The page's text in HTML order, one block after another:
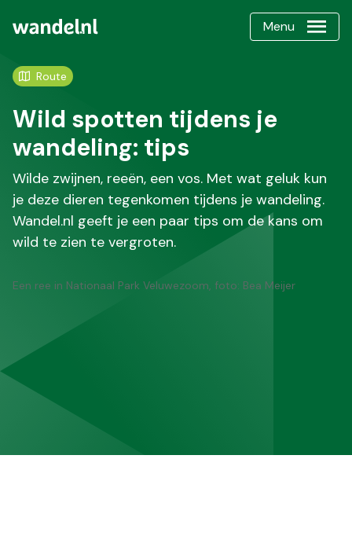
Menu
Route
Wild spotten tijdens je
wandeling: tips
Wilde zwijnen, reeën, een vos. Met wat geluk kun
je deze dieren tegenkomen tijdens je wandeling.
Wandel.nl geeft je een paar tips om de kans om
wild te zien te vergroten.
Een ree in Nationaal Park Veluwezoom, foto: Bea Meijer